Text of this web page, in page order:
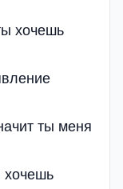
хочешь
ты меня
хочешь